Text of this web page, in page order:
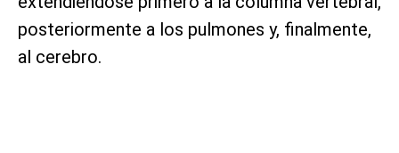
posteriormente a los pulmones y, finalmente,
al cerebro.